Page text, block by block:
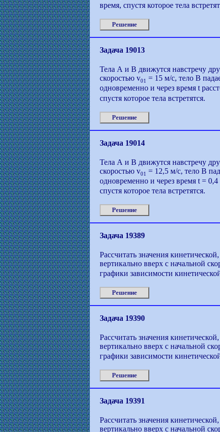
время, спустя которое тела
Решение
Задача 19013
Тела А и В движутся навстречу
скоростью v01 = 15 м/с, тело В
одновременно и через время t
спустя которое тела встретятся.
Решение
Задача 19014
Тела А и В движутся навстречу
скоростью v01 = 12,5 м/с, тело В
одновременно и через время t =
спустя которое тела встретятся.
Решение
Задача 19389
Рассчитать значения
вертикально вверх с начальной
графики зависимости
Решение
Задача 19390
Рассчитать значения
вертикально вверх с начальной
графики зависимости
Решение
Задача 19391
Рассчитать значения
вертикально вверх с начальной